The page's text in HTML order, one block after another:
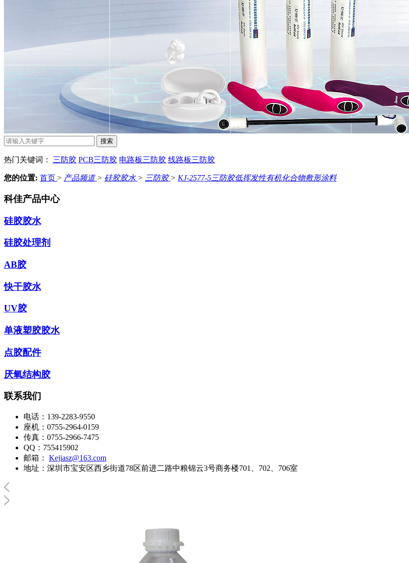
热门关键词： 三防胶 PCB三防胶 电路板三防胶 线路板三防胶
您的位置: 首页 > 产品频道 > 硅胶胶水 > 三防胶> KJ-2577-5三防胶低挥发性有机化合物敷形涂料
科佳产品中心
硅胶胶水
硅胶处理剂
AB胶
快干胶水
UV胶
单液塑胶胶水
点胶配件
厌氧结构胶
联系我们
电话： 139-2283-9550
座机： 0755-2964-0159
传真： 0755-2966-7475
QQ： 755415902
邮箱：
Kejiasz@163.com
地址： 深圳市宝安区西乡街道78区前进二路中粮锦云3号商务楼701、702、706室